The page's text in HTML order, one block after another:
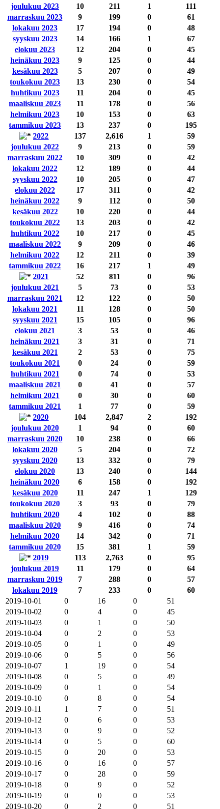
joulukuu 2023
10 211 1
111
marraskuu 2023
9 199 0
61
lokakuu 2023
17 194 0
48
syyskuu 2023
14 166 1
67
elokuu 2023
12 204 0
45
heinäkuu 2023
9 125 0
44
kesäkuu 2023
5 207 0
49
toukokuu 2023
13 230 0
54
huhtikuu 2023
11 204 0
45
maaliskuu 2023
11 178 0
56
helmikuu 2023
10 153 0
63
tammikuu 2023
13 237 0
195
2022
137 2,616 1
59
joulukuu 2022
9 213 0
59
marraskuu 2022
10 309 0
42
lokakuu 2022
12 189 0
44
syyskuu 2022
10 205 0
47
elokuu 2022
17 311 0
42
heinäkuu 2022
9 112 0
50
kesäkuu 2022
10 220 0
44
toukokuu 2022
13 203 0
42
huhtikuu 2022
10 217 0
45
maaliskuu 2022
9 209 0
46
helmikuu 2022
12 211 0
39
tammikuu 2022
16 217 1
49
2021
52 811 0
96
joulukuu 2021
5 73 0
53
marraskuu 2021
12 122 0
50
lokakuu 2021
11 128 0
50
syyskuu 2021
15 105 0
96
elokuu 2021
3 53 0
46
heinäkuu 2021
3 31 0
71
kesäkuu 2021
2 53 0
75
toukokuu 2021
0 24 0
59
huhtikuu 2021
0 74 0
53
maaliskuu 2021
0 41 0
57
helmikuu 2021
0 30 0
60
tammikuu 2021
1 77 0
59
2020
104 2,847 2
192
joulukuu 2020
1 94 0
60
marraskuu 2020
10 238 0
66
lokakuu 2020
5 204 0
72
syyskuu 2020
13 332 0
79
elokuu 2020
13 240 0
144
heinäkuu 2020
6 158 0
192
kesäkuu 2020
11 247 1
129
toukokuu 2020
3 93 0
79
huhtikuu 2020
4 102 0
88
maaliskuu 2020
9 416 0
74
helmikuu 2020
14 342 0
71
tammikuu 2020
15 381 1
59
2019
113 2,763 0
95
joulukuu 2019
11 179 0
64
marraskuu 2019
7 288 0
57
lokakuu 2019
7 233 0
60
2019-10-01
0 16 0
51
2019-10-02
0 4 0
45
2019-10-03
0 1 0
50
2019-10-04
0 2 0
53
2019-10-05
0 1 0
49
2019-10-06
0 5 0
56
2019-10-07
1 19 0
54
2019-10-08
0 5 0
49
2019-10-09
0 1 0
54
2019-10-10
0 8 0
54
2019-10-11
1 7 0
51
2019-10-12
0 6 0
53
2019-10-13
0 9 0
52
2019-10-14
0 5 0
60
2019-10-15
0 20 0
53
2019-10-16
0 16 0
57
2019-10-17
0 28 0
59
2019-10-18
0 9 0
52
2019-10-19
0 0 0
53
2019-10-20
0 2 0 51